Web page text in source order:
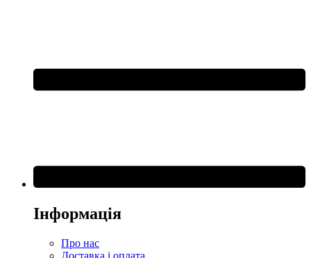
Інформація
Про нас